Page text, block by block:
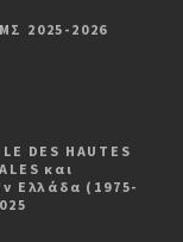
2025-2026
DES HAUTES
και
Ελλάδα (1975-